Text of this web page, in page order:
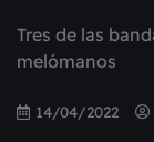
Tres de las
melómanos
14/04/2022